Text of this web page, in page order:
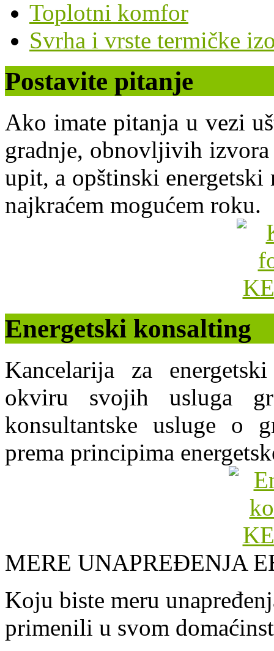
Toplotni komfor
Svrha i vrste termičke
Postavite pitanje
Ako imate pitanja u vezi
gradnje, obnovljivih izvora
upit, a opštinski energetski
najkraćem mogućem roku.
Energetski konsalting
Kancelarija za
okviru svojih usluga
konsultantske usluge o
prema principima
MERE UNAPREĐENJA
Koju biste meru
primenili u svom